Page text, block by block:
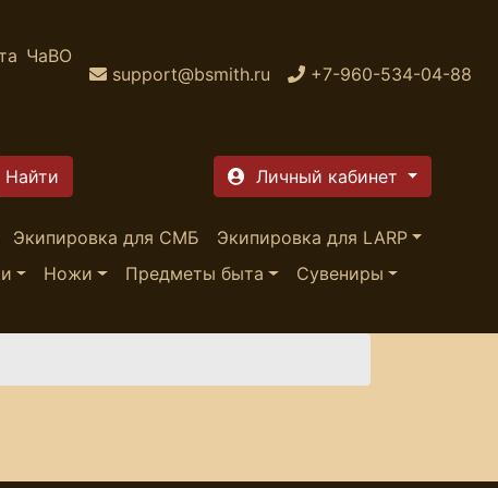
ЧаВО
support@bsmith.ru +7-960-534-04-88
Личный кабинет
Экипировка для СМБ
Экипировка для LARP
Ножи Предметы быта
Сувениры